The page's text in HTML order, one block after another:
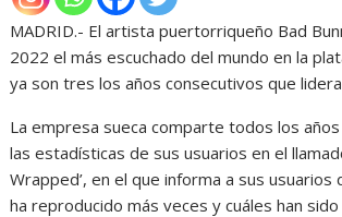
MADRID.- El artista puertorriqueño Bad
2022 el más escuchado del mundo en la
ya son tres los años consecutivos que
La empresa sueca comparte todos los
las estadísticas de sus usuarios en el
Wrapped’, en el que informa a sus usuarios
ha reproducido más veces y cuáles han